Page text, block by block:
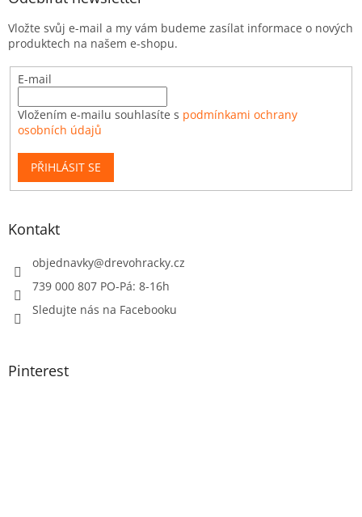
Vložte svůj e-mail a my vám budeme zasílat informace o nových
produktech na našem e-shopu.
E-mail
Vložením e-mailu souhlasíte s podmínkami ochrany
osobních údajů
PŘIHLÁSIT SE
Kontakt
objednavky@drevohracky.cz
739 000 807 PO-Pá: 8-16h
Sledujte nás na Facebooku
Pinterest